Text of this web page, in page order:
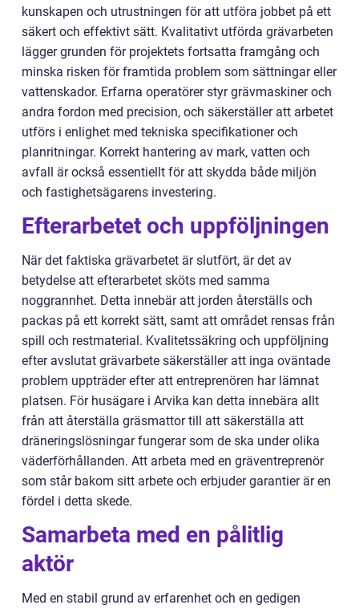
kunskapen och utrustningen för att utföra jobbet på ett
säkert och effektivt sätt. Kvalitativt utförda grävarbeten
lägger grunden för projektets fortsatta framgång och
minska risken för framtida problem som sättningar eller
vattenskador. Erfarna operatörer styr grävmaskiner och
andra fordon med precision, och säkerställer att arbetet
utförs i enlighet med tekniska specifikationer och
planritningar. Korrekt hantering av mark, vatten och
avfall är också essentiellt för att skydda både miljön
och fastighetsägarens investering.
Efterarbetet och uppföljningen
När det faktiska grävarbetet är slutfört, är det av
betydelse att efterarbetet sköts med samma
noggrannhet. Detta innebär att jorden återställs och
packas på ett korrekt sätt, samt att området rensas från
spill och restmaterial. Kvalitetssäkring och uppföljning
efter avslutat grävarbete säkerställer att inga oväntade
problem uppträder efter att entreprenören har lämnat
platsen. För husägare i Arvika kan detta innebära allt
från att återställa gräsmattor till att säkerställa att
dräneringslösningar fungerar som de ska under olika
väderförhållanden. Att arbeta med en gräventreprenör
som står bakom sitt arbete och erbjuder garantier är en
fördel i detta skede.
Samarbeta med en pålitlig
aktör
Med en stabil grund av erfarenhet och en gedigen